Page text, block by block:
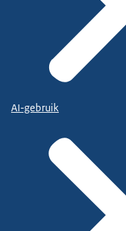
AI-gebruik